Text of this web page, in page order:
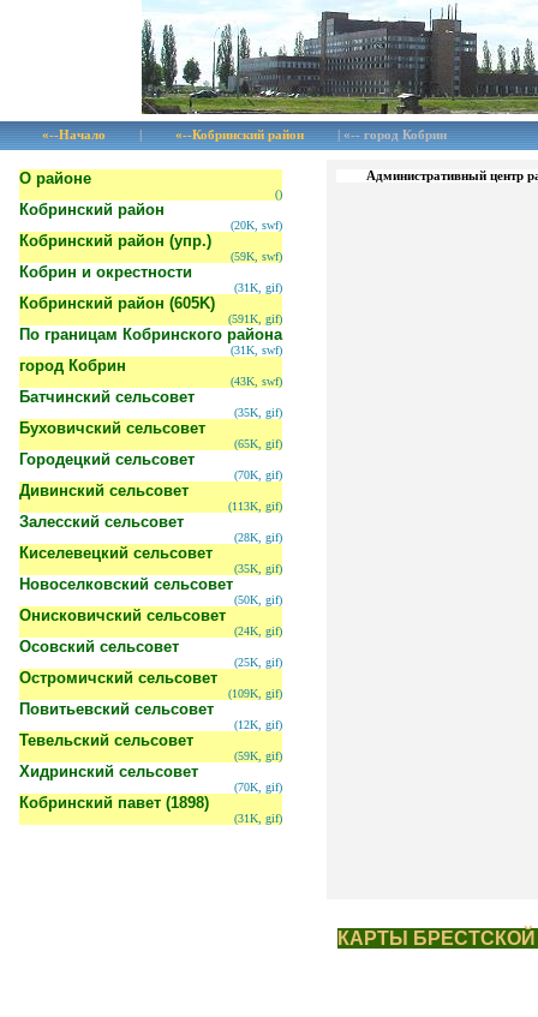
«--Начало | «--Кобринский район | «-- город Кобрин
О районе
()
Кобринский район
(20K, swf)
Кобринский район (упр.)
(59K, swf)
Кобрин и окрестности
(31K, gif)
Кобринский район (605K)
(591K, gif)
По границам Кобринского района
(31K, swf)
город Кобрин
(43K, swf)
Батчинский сельсовет
(35K, gif)
Буховичский сельсовет
(65K, gif)
Городецкий сельсовет
(70K, gif)
Дивинский сельсовет
(113K, gif)
Залесский сельсовет
(28K, gif)
Киселевецкий сельсовет
(35K, gif)
Новоселковский сельсовет
(50K, gif)
Онисковичский сельсовет
(24K, gif)
Осовский сельсовет
(25K, gif)
Остромичский сельсовет
(109K, gif)
Повитьевский сельсовет
(12K, gif)
Тевельский сельсовет
(59K, gif)
Хидринский сельсовет
(70K, gif)
Кобринский павет (1898)
(31K, gif)
Административный центр
КАРТЫ БРЕСТСКОЙ